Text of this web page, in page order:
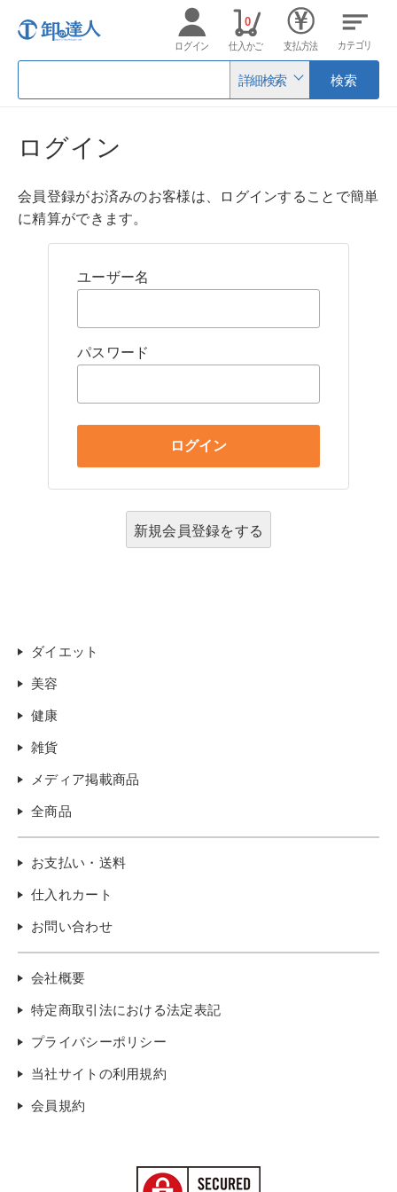
詳細検索 検索
ログイン 仕入かご
0
支払方法 カテゴリ
ログイン
会員登録がお済みのお客様は、ログインすることで簡単
に精算ができます。
ユーザー名
パスワード
新規会員登録をする
ダイエット
美容
健康
雑貨
メディア掲載商品
全商品
お支払い・送料
仕入れカート
お問い合わせ
会社概要
特定商取引法における法定表記
プライバシーポリシー
当社サイトの利用規約
会員規約